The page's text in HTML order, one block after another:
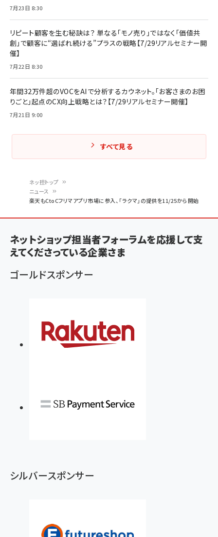
ン
く
ず
ネッ担トップ
ニュース
楽天もCtoCフリマアプリ市場に参入、「ラクマ」の提供を11/25から開始
7月23日 8:30
リピート顧客を生む秘訣は？ 単なる「モノ売り」ではなく「価値共
創」で顧客に“選ばれ続ける”プラスの戦略【7/29リアルセミナー開
催】
7月22日 8:30
年間32万件超のVOCをAIで分析するカウネット。「お客さまのお困
りごと」起点のCX向上戦略とは？【7/29リアルセミナー開催】
7月21日 9:00
すべて見る
ネットショップ担当者フォーラムを応援して支
えてくださっている企業さま
ゴールドスポンサー
シルバースポンサー